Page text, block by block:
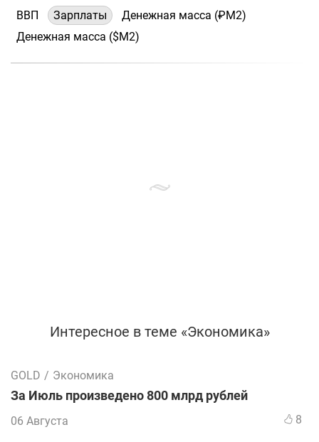
ВВП Зарплаты
Денежная масса (₽М2)
Денежная масса ($М2)
Интересное в теме «Экономика»
GOLD / Экономика
За Июль произведено 800 млрд рублей
06 Августа 8